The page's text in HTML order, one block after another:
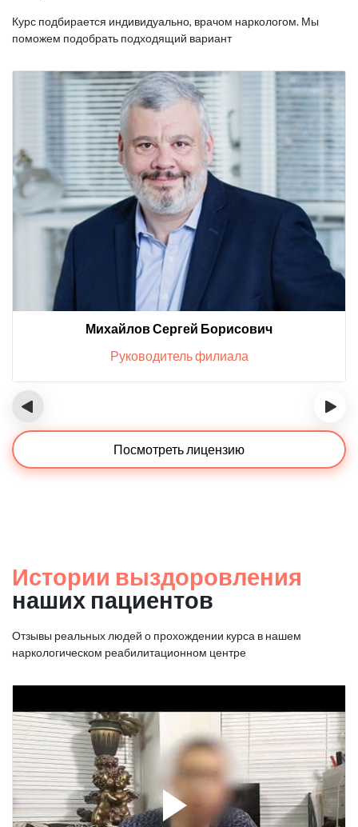
Курс подбирается индивидуально, врачом наркологом. Мы
поможем подобрать подходящий вариант
Михайлов Сергей Борисович
Руководитель филиала
‹ ›
Посмотреть лицензию
Истории выздоровления
наших пациентов
Отзывы реальных людей о прохождении курса в нашем
наркологическом реабилитационном центре